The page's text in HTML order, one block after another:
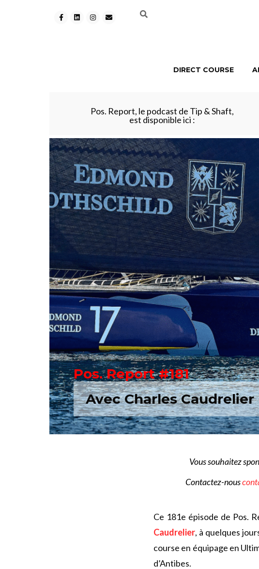
DIRECT COURSE
Pos. Report, le podcast de Tip & Shaft,
est disponible ici :
Pos. Report #181
Avec Charles Caudrelier
Vous souhaitez
Contactez-nous
Ce 181e épisode de Pos.
Caudrelier, à quelques
course en équipage en
d’Antibes.